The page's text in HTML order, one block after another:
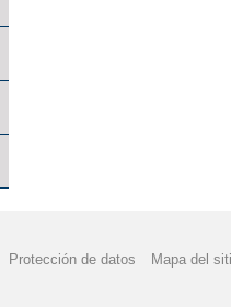
Protección de datos Mapa del